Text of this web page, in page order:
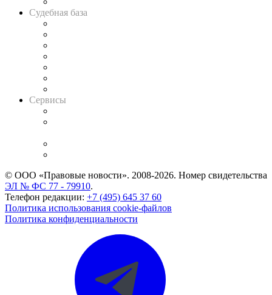
Судебная база
Сервисы
© ООО «Правовые новости». 2008-2026. Номер свидетельства
ЭЛ № ФС 77 - 79910.
Телефон редакции: +7 (495) 645 37 60
Политика использования cookie-файлов
Политика конфиденциальности